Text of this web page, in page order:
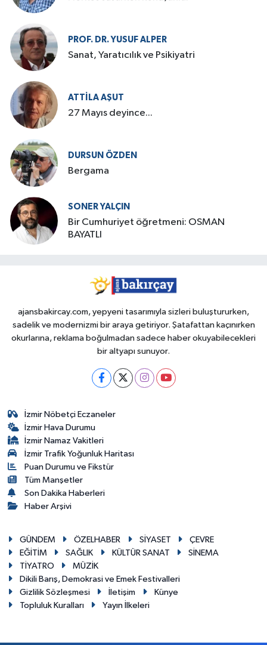
PROF. DR. YUSUF ALPER
Sanat, Yaratıcılık ve Psikiyatri
ATTILA AŞUT
27 Mayıs deyince...
DURSUN ÖZDEN
Bergama
SONER YALÇIN
Bir Cumhuriyet öğretmeni: OSMAN
BAYATLI
ajansbakircay.com, yepyeni tasarımıyla sizleri buluştururken,
sadelik ve modernizmi bir araya getiriyor. Şatafattan kaçınırken
okurlarına, reklama boğulmadan sadece haber okuyabilecekleri
bir altyapı sunuyor.
İzmir Nöbetçi Eczaneler
İzmir Hava Durumu
İzmir Namaz Vakitleri
İzmir Trafik Yoğunluk Haritası
Puan Durumu ve Fikstür
Tüm Manşetler
Son Dakika Haberleri
Haber Arşivi
GÜNDEM ÖZELHABER SİYASET
ÇEVRE
EĞİTİM
SAĞLIK KÜLTÜR SANAT
SİNEMA
TİYATRO
MÜZİK
Dikili Barış, Demokrasi ve Emek Festivalleri
Gizlilik Sözleşmesi
İletişim
Künye
Topluluk Kuralları
Yayın İlkeleri